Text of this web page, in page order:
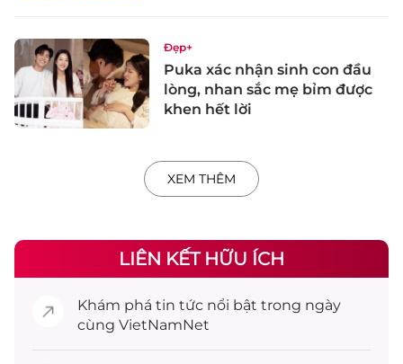
Đẹp+
Puka xác nhận sinh con đầu
lòng, nhan sắc mẹ bỉm được
khen hết lời
XEM THÊM
LIÊN KẾT HỮU ÍCH
Khám phá tin tức nổi bật trong ngày
cùng VietNamNet